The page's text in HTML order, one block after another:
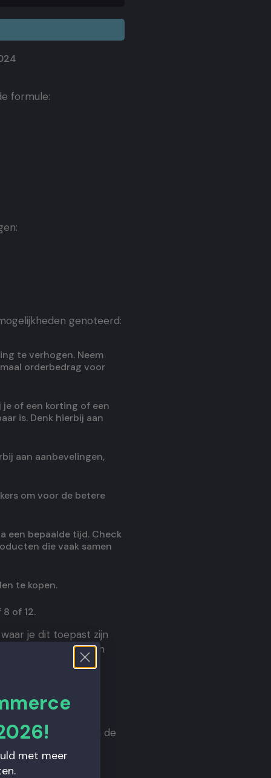
formule:
genoteerd:
te verhogen. Neem
orderbedrag voor
of een korting of een
is. Denk hierbij aan
aan aanbevelingen,
om voor de betere
een bepaalde tijd. Check
die vaak samen
te kopen.
of 12.
je dit toepast zijn
programma ook een
leveren aan
nemen. In de
met meer